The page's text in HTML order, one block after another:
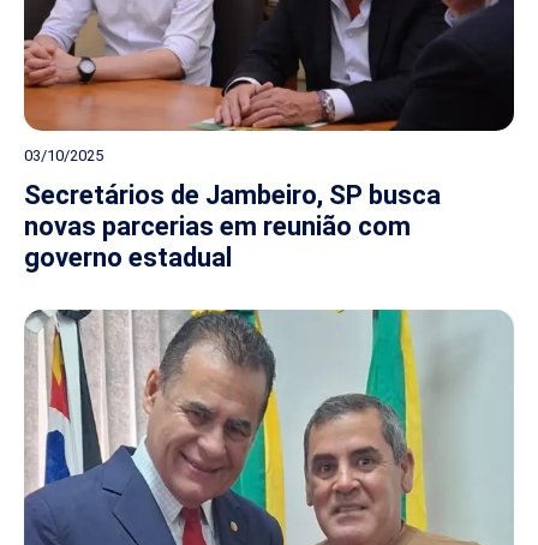
03/10/2025
Secretários de Jambeiro, SP busca
novas parcerias em reunião com
governo estadual